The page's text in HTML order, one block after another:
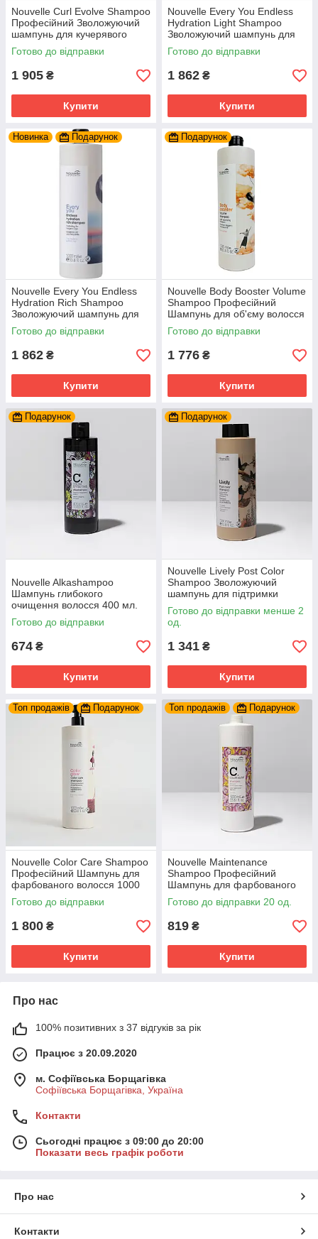
Nouvelle Curl Evolve Shampoo
Професійний Зволожуючий
шампунь для кучерявого
волосся 1000 мл.
Готово до відправки
1 905 ₴
Купити
Nouvelle Every You Endless
Hydration Light Shampoo
Зволожуючий шампунь для
частого використання 1000
мл.
Готово до відправки
1 862 ₴
Купити
Новинка Подарунок
Nouvelle Every You Endless
Hydration Rich Shampoo
Зволожуючий шампунь для
нормального та густого
волосся 1 л.
Готово до відправки
1 862 ₴
Купити
Подарунок
Nouvelle Body Booster Volume
Shampoo Професійний
Шампунь для об'єму волосся
1000 мл.
Готово до відправки
1 776 ₴
Купити
Подарунок
Nouvelle Alkashampoo
Шампунь глибокого
очищення волосся 400 мл.
Готово до відправки
674 ₴
Купити
Подарунок
Nouvelle Lively Post Color
Shampoo Зволожуючий
шампунь для підтримки
кольору 1000 мл.
Готово до відправки менше 2
од.
1 341 ₴
Купити
Топ продажів Подарунок
Nouvelle Color Care Shampoo
Професійний Шампунь для
фарбованого волосся 1000
мл.
Готово до відправки
1 800 ₴
Купити
Топ продажів Подарунок
Nouvelle Maintenance
Shampoo Професійний
Шампунь для фарбованого
волосся 1000 мл.
Готово до відправки 20 од.
819 ₴
Купити
Про нас
100% позитивних з 37 відгуків за рік
Працює з 20.09.2020
м. Софіївська Борщагівка
Софіївська Борщагівка, Україна
Контакти
Сьогодні працює з 09:00 до 20:00
Показати весь графік роботи
Про нас
Контакти